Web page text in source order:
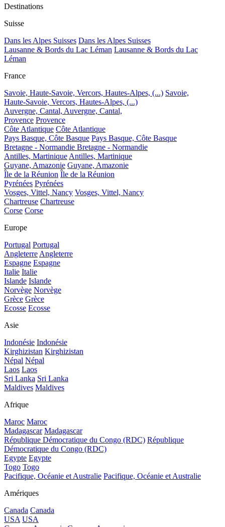
Destinations
Suisse
Dans les Alpes Suisses Dans les Alpes Suisses
Lausanne & Bords du Lac Léman Lausanne & Bords du Lac
Léman
France
Savoie, Haute-Savoie, Vercors, Hautes-Alpes, (...) Savoie,
Haute-Savoie, Vercors, Hautes-Alpes, (...)
Auvergne, Cantal, Auvergne, Cantal,
Provence Provence
Côte Atlantique Côte Atlantique
Pays Basque, Côte Basque Pays Basque, Côte Basque
Bretagne - Normandie Bretagne - Normandie
Antilles, Martinique Antilles, Martinique
Guyane, Amazonie Guyane, Amazonie
Île de la Réunion Île de la Réunion
Pyrénées Pyrénées
Vosges, Vittel, Nancy Vosges, Vittel, Nancy
Chartreuse Chartreuse
Corse Corse
Europe
Portugal Portugal
Angleterre Angleterre
Espagne Espagne
Italie Italie
Islande Islande
Norvège Norvège
Grèce Grèce
Ecosse Ecosse
Asie
Indonésie Indonésie
Kirghizistan Kirghizistan
Népal Népal
Laos Laos
Sri Lanka Sri Lanka
Maldives Maldives
Afrique
Maroc Maroc
Madagascar Madagascar
République Démocratique du Congo (RDC) République
Démocratique du Congo (RDC)
Egypte Egypte
Togo Togo
Pacifique, Océanie et Australie Pacifique, Océanie et Australie
Amériques
Canada Canada
USA USA